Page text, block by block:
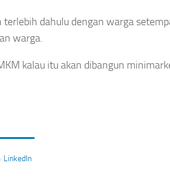
dahulu dengan warga
warga.
kalau itu akan dibangun
LinkedIn